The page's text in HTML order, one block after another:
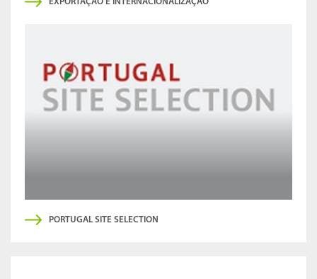
PORTUGAL SITE SELECTION